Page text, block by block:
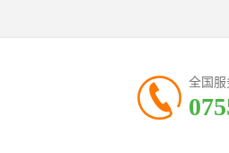
全国服